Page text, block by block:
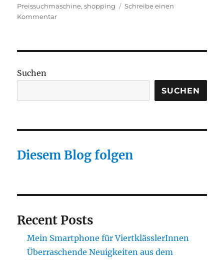
am
Preissuchmaschine,shopping
Schreibe einen
Kommentarzu
Suchen
SUCHEN
Diesem Blog folgen
Recent Posts
Mein Smartphone für ViertklässlerInnen
Überraschende Neuigkeiten aus dem